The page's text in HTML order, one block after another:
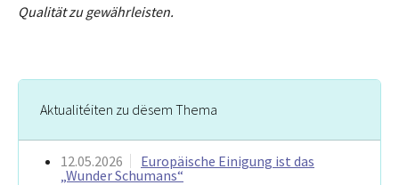
Qualität zu gewährleisten.
Aktualitéiten zu dësem Thema
12.05.2026
Europäische Einigung ist das
„Wunder Schumans“